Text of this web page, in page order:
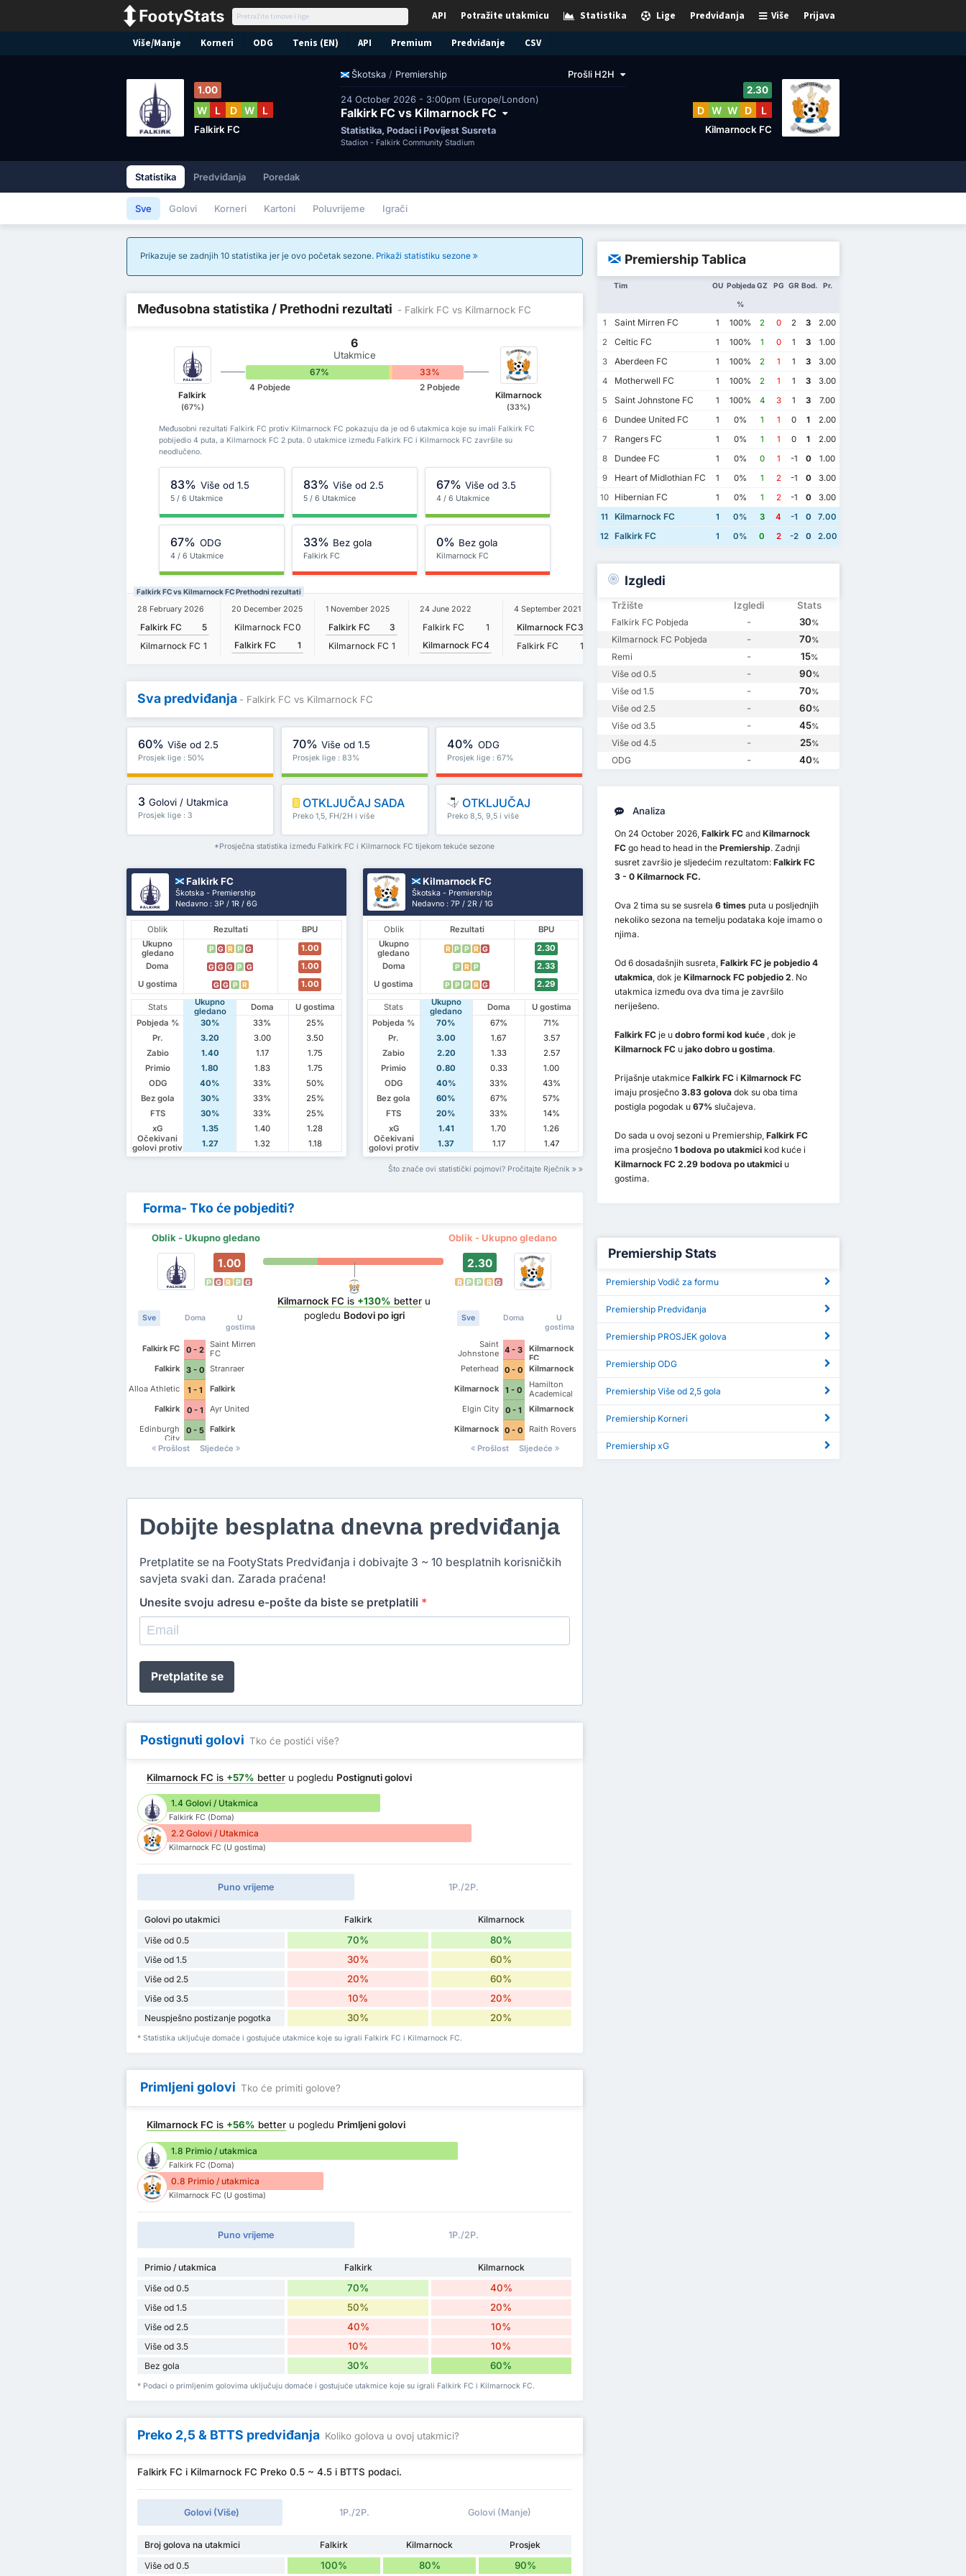
Prijava
Više
Predviđanja
Lige
Statistika
Potražite utakmicu
API
Više/Manje Korneri ODG Tenis (EN) API Premium Predviđanje CSV
Škotska / Premiership Prošli H2H
24 October 2026 - 3:00pm (Europe/London)
Falkirk FC vs Kilmarnock FC
Statistika, Podaci i Povijest Susreta
Stadion - Falkirk Community Stadium
1.00
W L D W L
Falkirk FC
2.30
D W W D L
Kilmarnock FC
Statistika Predviđanja Poredak
Sve Golovi Korneri Kartoni Poluvrijeme Igrači
Prikazuje se zadnjih 10 statistika jer je ovo početak sezone. Prikaži statistiku sezone
Međusobna statistika / Prethodni rezultati - Falkirk FC vs Kilmarnock FC
Falkirk
(67%)
6
Utakmice
67% 33%
4 Pobjede 2 Pobjede
Kilmarnock
(33%)
Međusobni rezultati Falkirk FC protiv Kilmarnock FC pokazuju da je od 6 utakmica koje su imali Falkirk FC
pobijedio 4 puta, a Kilmarnock FC 2 puta. 0 utakmice između Falkirk FC i Kilmarnock FC završile su
neodlučeno.
83% Više od 1.5
5 / 6 Utakmice
83% Više od 2.5
5 / 6 Utakmice
67% Više od 3.5
4 / 6 Utakmice
67% ODG
4 / 6 Utakmice
33% Bez gola
Falkirk FC
0% Bez gola
Kilmarnock FC
Falkirk FC vs Kilmarnock FC Prethodni rezultati
28 February 2026
Falkirk FC
5
Kilmarnock FC 1
20 December 2025
Kilmarnock FC0
Falkirk FC
1
1 November 2025
Falkirk FC
3
Kilmarnock FC 1
24 June 2022
Falkirk FC
1
Kilmarnock FC4
4 September 2021
Kilmarnock FC3
Falkirk FC
1
6 October 2020
Falkirk FC
3
Kilmarnock FC 0
Sva predviđanja - Falkirk FC vs Kilmarnock FC
60% Više od 2.5
Prosjek lige : 50%
70% Više od 1.5
Prosjek lige : 83%
40% ODG
Prosjek lige : 67%
3 Golovi / Utakmica
Prosjek lige : 3
OTKLJUČAJ SADA
Preko 1,5, FH/2H i više
OTKLJUČAJ
Preko 8,5, 9,5 i više
*Prosječna statistika između Falkirk FC i Kilmarnock FC tijekom tekuće sezone
Falkirk FC
Škotska - Premiership
Nedavno : 3P / 1R / 6G
Oblik Rezultati
BPU
Ukupno
gledano
P G R P G
1.00
Doma
G G G P G
1.00
U gostima
G G P R 1.00
Stats
Ukupno
gledano
Doma
U gostima
Pobjeda %
30% 33%
25%
Pr.
3.20 3.00
3.50
Zabio
1.40 1.17
1.75
Primio
1.80 1.83
1.75
ODG
40% 33%
50%
Bez gola
30% 33%
25%
FTS
30% 33%
25%
xG
1.35 1.40
1.28
Očekivani
golovi protiv
1.27 1.32 1.18
Kilmarnock FC
Škotska - Premiership
Nedavno : 7P / 2R / 1G
Oblik Rezultati
BPU
Ukupno
gledano
R P P R G
2.30
Doma
P R P
2.33
U gostima
P P P R G 2.29
Stats
Ukupno
gledano
Doma
U gostima
Pobjeda %
70% 67%
71%
Pr.
3.00 1.67
3.57
Zabio
2.20 1.33
2.57
Primio
0.80 0.33
1.00
ODG
40% 33%
43%
Bez gola
60% 67%
57%
FTS
20% 33%
14%
xG
1.41 1.70
1.26
Očekivani
golovi protiv
1.37 1.17 1.47
Što znače ovi statistički pojmovi? Pročitajte Rječnik
Forma- Tko će pobjediti?
Oblik - Ukupno gledano Oblik - Ukupno gledano
1.00
P G R P G
Sve Doma
U
gostima
Falkirk FC 0 - 2
Saint Mirren
FC
Falkirk
3 - 0
Stranraer
Alloa Athletic
1 - 1
Falkirk
Falkirk
0 - 1
Ayr United
Edinburgh
City
0 - 5
Falkirk
Prošlost
Sljedeće
Kilmarnock FC is +130% better u
pogledu Bodovi po igri
2.30
R P P R G
Sve Doma
U
gostima
Saint
Johnstone 4 - 3
Kilmarnock
FC
Peterhead
0 - 0
Kilmarnock
Kilmarnock
1 - 0
Hamilton
Academical
Elgin City
0 - 1
Kilmarnock
Kilmarnock 0 - 0
Raith Rovers
Prošlost
Sljedeće
Dobijte besplatna dnevna predviđanja
Pretplatite se na FootyStats Predviđanja i dobivajte 3 ~ 10 besplatnih korisničkih
savjeta svaki dan. Zarada praćena!
Unesite svoju adresu e-pošte da biste se pretplatili *
Pretplatite se
Postignuti golovi Tko će postići više?
Kilmarnock FC is +57% better u pogledu Postignuti golovi
1.4 Golovi / Utakmica
Falkirk FC (Doma)
2.2 Golovi / Utakmica
Kilmarnock FC (U gostima)
Puno vrijeme 1P./2P.
Golovi po utakmici Falkirk
Kilmarnock
Više od 0.5
70% 80%
Više od 1.5 30% 60%
Više od 2.5 20% 60%
Više od 3.5 10% 20%
Neuspješno postizanje pogotka 30% 20%
* Statistika uključuje domaće i gostujuće utakmice koje su igrali Falkirk FC i Kilmarnock FC.
Primljeni golovi Tko će primiti golove?
Kilmarnock FC is +56% better u pogledu Primljeni golovi
1.8 Primio / utakmica
Falkirk FC (Doma)
0.8 Primio / utakmica
Kilmarnock FC (U gostima)
Puno vrijeme 1P./2P.
Primio / utakmica Falkirk
Kilmarnock
Više od 0.5
70% 40%
Više od 1.5 50% 20%
Više od 2.5 40% 10%
Više od 3.5 10% 10%
Bez gola 30% 60%
* Podaci o primljenim golovima uključuju domaće i gostujuće utakmice koje su igrali Falkirk FC i Kilmarnock FC.
Preko 2,5 & BTTS predviđanja Koliko golova u ovoj utakmici?
Falkirk FC i Kilmarnock FC Preko 0.5 ~ 4.5 i BTTS podaci.
Golovi (Više) 1P./2P. Golovi (Manje)
Broj golova na utakmici Falkirk Kilmarnock
Prosjek
Više od 0.5
100% 80% 90%
Premiership Tablica
Tim OU Pobjeda
%
GZ PG GR Bod. Pr.
1 Saint Mirren FC 1 100% 2 0 2 3
2.00
2
Celtic FC 1 100% 1 0 1 3
1.00
3
Aberdeen FC 1 100% 2 1 1 3
3.00
4
Motherwell FC 1 100% 2 1 1 3
3.00
5
Saint Johnstone FC 1 100% 4 3 1 3
7.00
6
Dundee United FC 1 0% 1 1 0 1
2.00
7
Rangers FC 1 0% 1 1 0 1
2.00
8
Dundee FC 1 0% 0 1 -1 0
1.00
9
Heart of Midlothian FC 1 0% 1 2 -1 0
3.00
10
Hibernian FC 1 0% 1 2 -1 0
3.00
11
Kilmarnock FC 1 0% 3 4 -1 0
7.00
12 Falkirk FC 1 0% 0 2 -2 0 2.00
Izgledi
Tržište Izgledi Stats
Falkirk FC Pobjeda - 30%
Kilmarnock FC Pobjeda - 70%
Remi - 15%
Više od 0.5 - 90%
Više od 1.5 - 70%
Više od 2.5 - 60%
Više od 3.5 - 45%
Više od 4.5 - 25%
ODG - 40%
Analiza
On 24 October 2026, Falkirk FCand Kilmarnock
FCgo head to head in the Premiership. Zadnji
susret završio je sljedećim rezultatom: Falkirk FC
3 - 0 Kilmarnock FC.
Ova 2 tima su se susrela 6 timesputa u posljednjih
nekoliko sezona na temelju podataka koje imamo o
njima.
Od 6 dosadašnjih susreta, Falkirk FC je pobjedio 4
utakmica, dok je Kilmarnock FC pobjedio 2. No
utakmica između ova dva tima je završilo
neriješeno.
Falkirk FCje u dobro formi kod kuće , dok je
Kilmarnock FCu jako dobro u gostima.
Prijašnje utakmice Falkirk FCi Kilmarnock FC
imaju prosječno 3.83 golovadok su oba tima
postigla pogodak u 67% slučajeva.
Do sada u ovoj sezoni u Premiership, Falkirk FC
ima prosječno 1 bodova po utakmici kod kuće i
Kilmarnock FC 2.29 bodova po utakmiciu
gostima.
Premiership Stats
Premiership Vodič za formu
Premiership Predviđanja
Premiership PROSJEK golova
Premiership ODG
Premiership Više od 2,5 gola
Premiership Korneri
Premiership xG